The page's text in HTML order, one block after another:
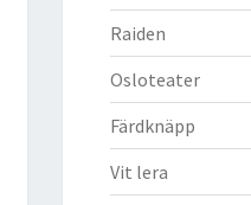
Raiden
Osloteater
Färdknäpp
Vit lera